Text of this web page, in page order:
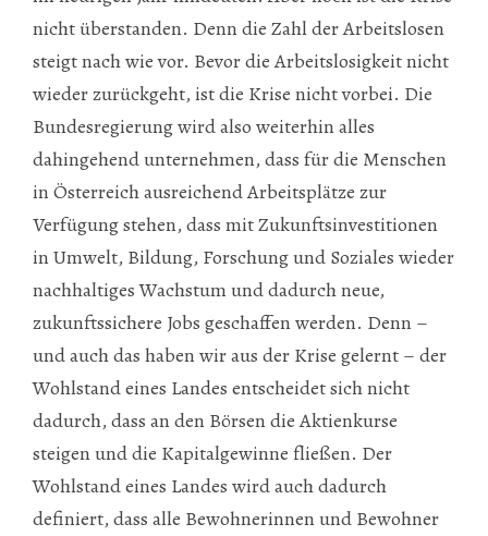
nicht überstanden. Denn die Zahl der Arbeitslosen
steigt nach wie vor. Bevor die Arbeitslosigkeit nicht
wieder zurückgeht, ist die Krise nicht vorbei. Die
Bundesregierung wird also weiterhin alles
dahingehend unternehmen, dass für die Menschen
in Österreich ausreichend Arbeitsplätze zur
Verfügung stehen, dass mit Zukunftsinvestitionen
in Umwelt, Bildung, Forschung und Soziales wieder
nachhaltiges Wachstum und dadurch neue,
zukunftssichere Jobs geschaffen werden. Denn –
und auch das haben wir aus der Krise gelernt – der
Wohlstand eines Landes entscheidet sich nicht
dadurch, dass an den Börsen die Aktienkurse
steigen und die Kapitalgewinne fließen. Der
Wohlstand eines Landes wird auch dadurch
definiert, dass alle Bewohnerinnen und Bewohner